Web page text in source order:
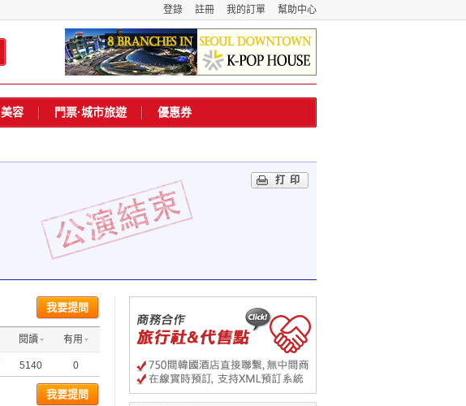
幫助中心
我的訂單
註冊
登錄
美容 門票·城市旅遊 優惠券
打印
我要提問
閱讀 有用
5140 0
我要提問